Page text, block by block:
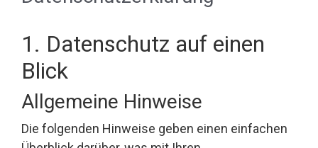
1. Datenschutz auf einen
Blick
Allgemeine Hinweise
Die folgenden Hinweise geben einen einfachen